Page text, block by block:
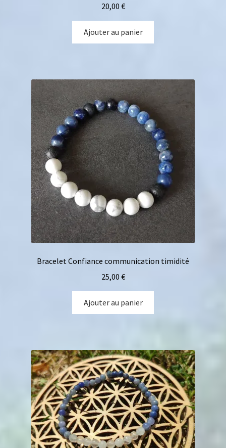
20,00 €
Ajouter au panier
Bracelet Confiance communication timidité
25,00 €
Ajouter au panier